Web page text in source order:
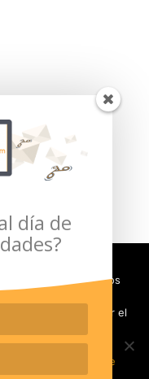
por:
de Envíos
día de
pequeños archivos
sitio, debe aceptar el
nuestra
Política de